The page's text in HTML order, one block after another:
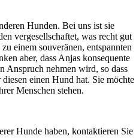
Hunden. Bei uns ist sie
vergesellschaftet, was recht gut
einem souveränen, entspannten
aber, dass Anjas konsequente
Anspruch nehmen wird, so dass
einen Hund hat. Sie möchte
Menschen stehen.
Hunde haben, kontaktieren Sie